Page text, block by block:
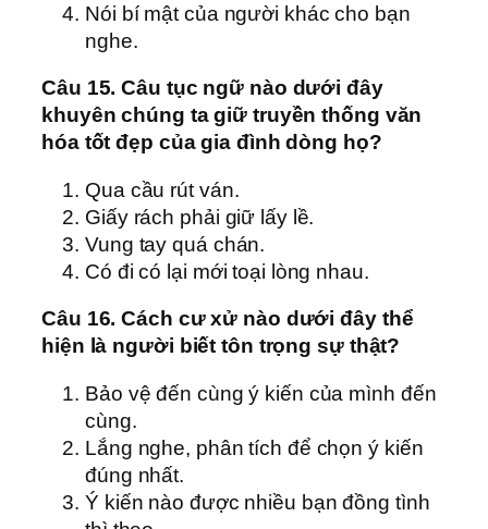
Nói bí mật của người khác cho bạn
nghe.
Câu 15. Câu tục ngữ nào dưới đây
khuyên chúng ta giữ truyền thống văn
hóa tốt đẹp của gia đình dòng họ?
Qua cầu rút ván.
Giấy rách phải giữ lấy lề.
Vung tay quá chán.
Có đi có lại mới toại lòng nhau.
Câu 16. Cách cư xử nào dưới đây thể
hiện là người biết tôn trọng sự thật?
Bảo vệ đến cùng ý kiến của mình đến
cùng.
Lắng nghe, phân tích để chọn ý kiến
đúng nhất.
Ý kiến nào được nhiều bạn đồng tình